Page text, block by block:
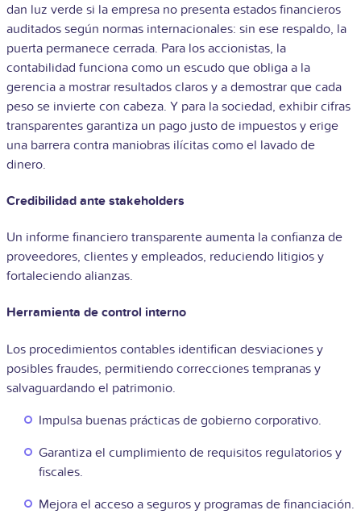
dan luz verde si la empresa no presenta estados financieros
auditados según normas internacionales: sin ese respaldo, la
puerta permanece cerrada. Para los accionistas, la
contabilidad funciona como un escudo que obliga a la
gerencia a mostrar resultados claros y a demostrar que cada
peso se invierte con cabeza. Y para la sociedad, exhibir cifras
transparentes garantiza un pago justo de impuestos y erige
una barrera contra maniobras ilícitas como el lavado de
dinero.
Credibilidad ante stakeholders
Un informe financiero transparente aumenta la confianza de
proveedores, clientes y empleados, reduciendo litigios y
fortaleciendo alianzas.
Herramienta de control interno
Los procedimientos contables identifican desviaciones y
posibles fraudes, permitiendo correcciones tempranas y
salvaguardando el patrimonio.
Impulsa buenas prácticas de gobierno corporativo.
Garantiza el cumplimiento de requisitos regulatorios y
fiscales.
Mejora el acceso a seguros y programas de financiación.